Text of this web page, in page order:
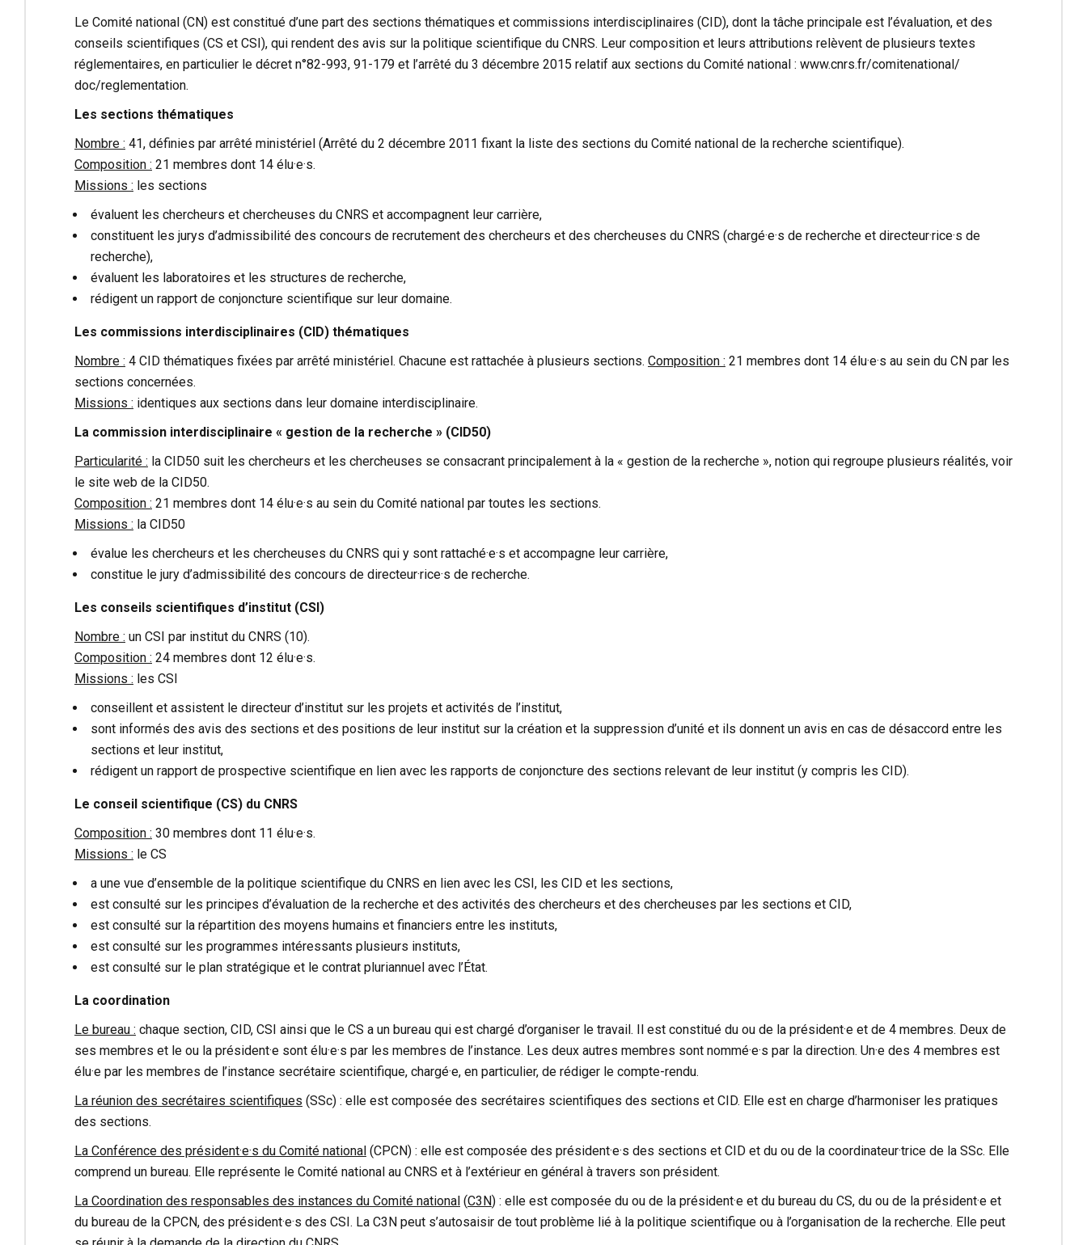
Le Comité national (CN) est constitué d’une part des sections thématiques et commissions interdisciplinaires (CID), dont la tâche principale est l’évaluation, et des
conseils scientifiques (CS et CSI), qui rendent des avis sur la politique scientifique du CNRS. Leur composition et leurs attributions relèvent de plusieurs textes
réglementaires, en particulier le décret n°82-993, 91-179 et l’arrêté du 3 décembre 2015 relatif aux sections du Comité national : www.cnrs.fr/comitenational/
doc/reglementation.
Les sections thématiques
Nombre : 41, définies par arrêté ministériel (Arrêté du 2 décembre 2011 fixant la liste des sections du Comité national de la recherche scientifique).
Composition : 21 membres dont 14 élu·e·s.
Missions : les sections
évaluent les chercheurs et chercheuses du CNRS et accompagnent leur carrière,
constituent les jurys d’admissibilité des concours de recrutement des chercheurs et des chercheuses du CNRS (chargé·e·s de recherche et directeur·rice·s de
recherche),
évaluent les laboratoires et les structures de recherche,
rédigent un rapport de conjoncture scientifique sur leur domaine.
Les commissions interdisciplinaires (CID) thématiques
Nombre : 4 CID thématiques fixées par arrêté ministériel. Chacune est rattachée à plusieurs sections. Composition : 21 membres dont 14 élu·e·s au sein du CN par les
sections concernées.
Missions : identiques aux sections dans leur domaine interdisciplinaire.
La commission interdisciplinaire « gestion de la recherche » (CID50)
Particularité : la CID50 suit les chercheurs et les chercheuses se consacrant principalement à la « gestion de la recherche », notion qui regroupe plusieurs réalités, voir
le site web de la CID50.
Composition : 21 membres dont 14 élu·e·s au sein du Comité national par toutes les sections.
Missions : la CID50
évalue les chercheurs et les chercheuses du CNRS qui y sont rattaché·e·s et accompagne leur carrière,
constitue le jury d’admissibilité des concours de directeur·rice·s de recherche.
Les conseils scientifiques d’institut (CSI)
Nombre : un CSI par institut du CNRS (10).
Composition : 24 membres dont 12 élu·e·s.
Missions : les CSI
conseillent et assistent le directeur d’institut sur les projets et activités de l’institut,
sont informés des avis des sections et des positions de leur institut sur la création et la suppression d’unité et ils donnent un avis en cas de désaccord entre les
sections et leur institut,
rédigent un rapport de prospective scientifique en lien avec les rapports de conjoncture des sections relevant de leur institut (y compris les CID).
Le conseil scientifique (CS) du CNRS
Composition : 30 membres dont 11 élu·e·s.
Missions : le CS
a une vue d’ensemble de la politique scientifique du CNRS en lien avec les CSI, les CID et les sections,
est consulté sur les principes d’évaluation de la recherche et des activités des chercheurs et des chercheuses par les sections et CID,
est consulté sur la répartition des moyens humains et financiers entre les instituts,
est consulté sur les programmes intéressants plusieurs instituts,
est consulté sur le plan stratégique et le contrat pluriannuel avec l’État.
La coordination
Le bureau : chaque section, CID, CSI ainsi que le CS a un bureau qui est chargé d’organiser le travail. Il est constitué du ou de la président·e et de 4 membres. Deux de
ses membres et le ou la président·e sont élu·e·s par les membres de l’instance. Les deux autres membres sont nommé·e·s par la direction. Un·e des 4 membres est
élu·e par les membres de l’instance secrétaire scientifique, chargé·e, en particulier, de rédiger le compte-rendu.
La réunion des secrétaires scientifiques (SSc) : elle est composée des secrétaires scientifiques des sections et CID. Elle est en charge d’harmoniser les pratiques
des sections.
La Conférence des président·e·s du Comité national (CPCN) : elle est composée des président·e·s des sections et CID et du ou de la coordinateur·trice de la SSc. Elle
comprend un bureau. Elle représente le Comité national au CNRS et à l’extérieur en général à travers son président.
La Coordination des responsables des instances du Comité national (C3N) : elle est composée du ou de la président·e et du bureau du CS, du ou de la président·e et
du bureau de la CPCN, des président·e·s des CSI. La C3N peut s’autosaisir de tout problème lié à la politique scientifique ou à l’organisation de la recherche. Elle peut